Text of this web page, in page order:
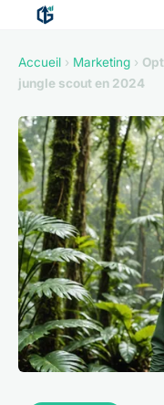
Accueil › Marketing ›
jungle scout en 2024